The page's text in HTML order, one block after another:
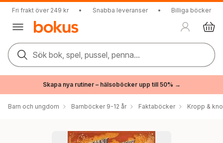
Fri frakt över 249 kr • Snabba leveranser • Billiga böcker
Sök bok, spel, pussel, penna...
Skapa nya rutiner – hälsoböcker upp till 50% →
Barn och ungdom Barnböcker 9-12 år Faktaböcker Kropp &